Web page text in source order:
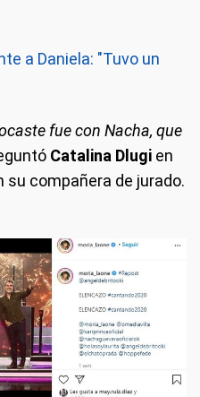
a Daniela: "Tuvo un
fue con Nacha, que
Catalina Dlugi en
su compañera de jurado.